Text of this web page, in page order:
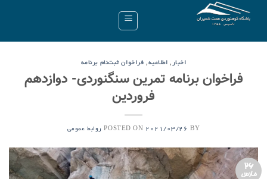
اخبار , اطلاعیه, فراخوان ثبت‌نام برنامه
فراخوان برنامه تمرین سنگنوردی- دوازدهم
فروردین
POSTED ON 2021/03/26 BY روابط عمومی
26
مارس